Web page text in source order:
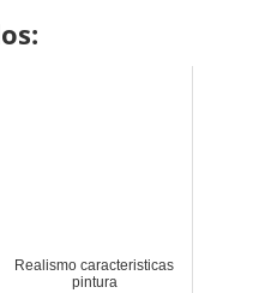
Realismo caracteristicas
pintura